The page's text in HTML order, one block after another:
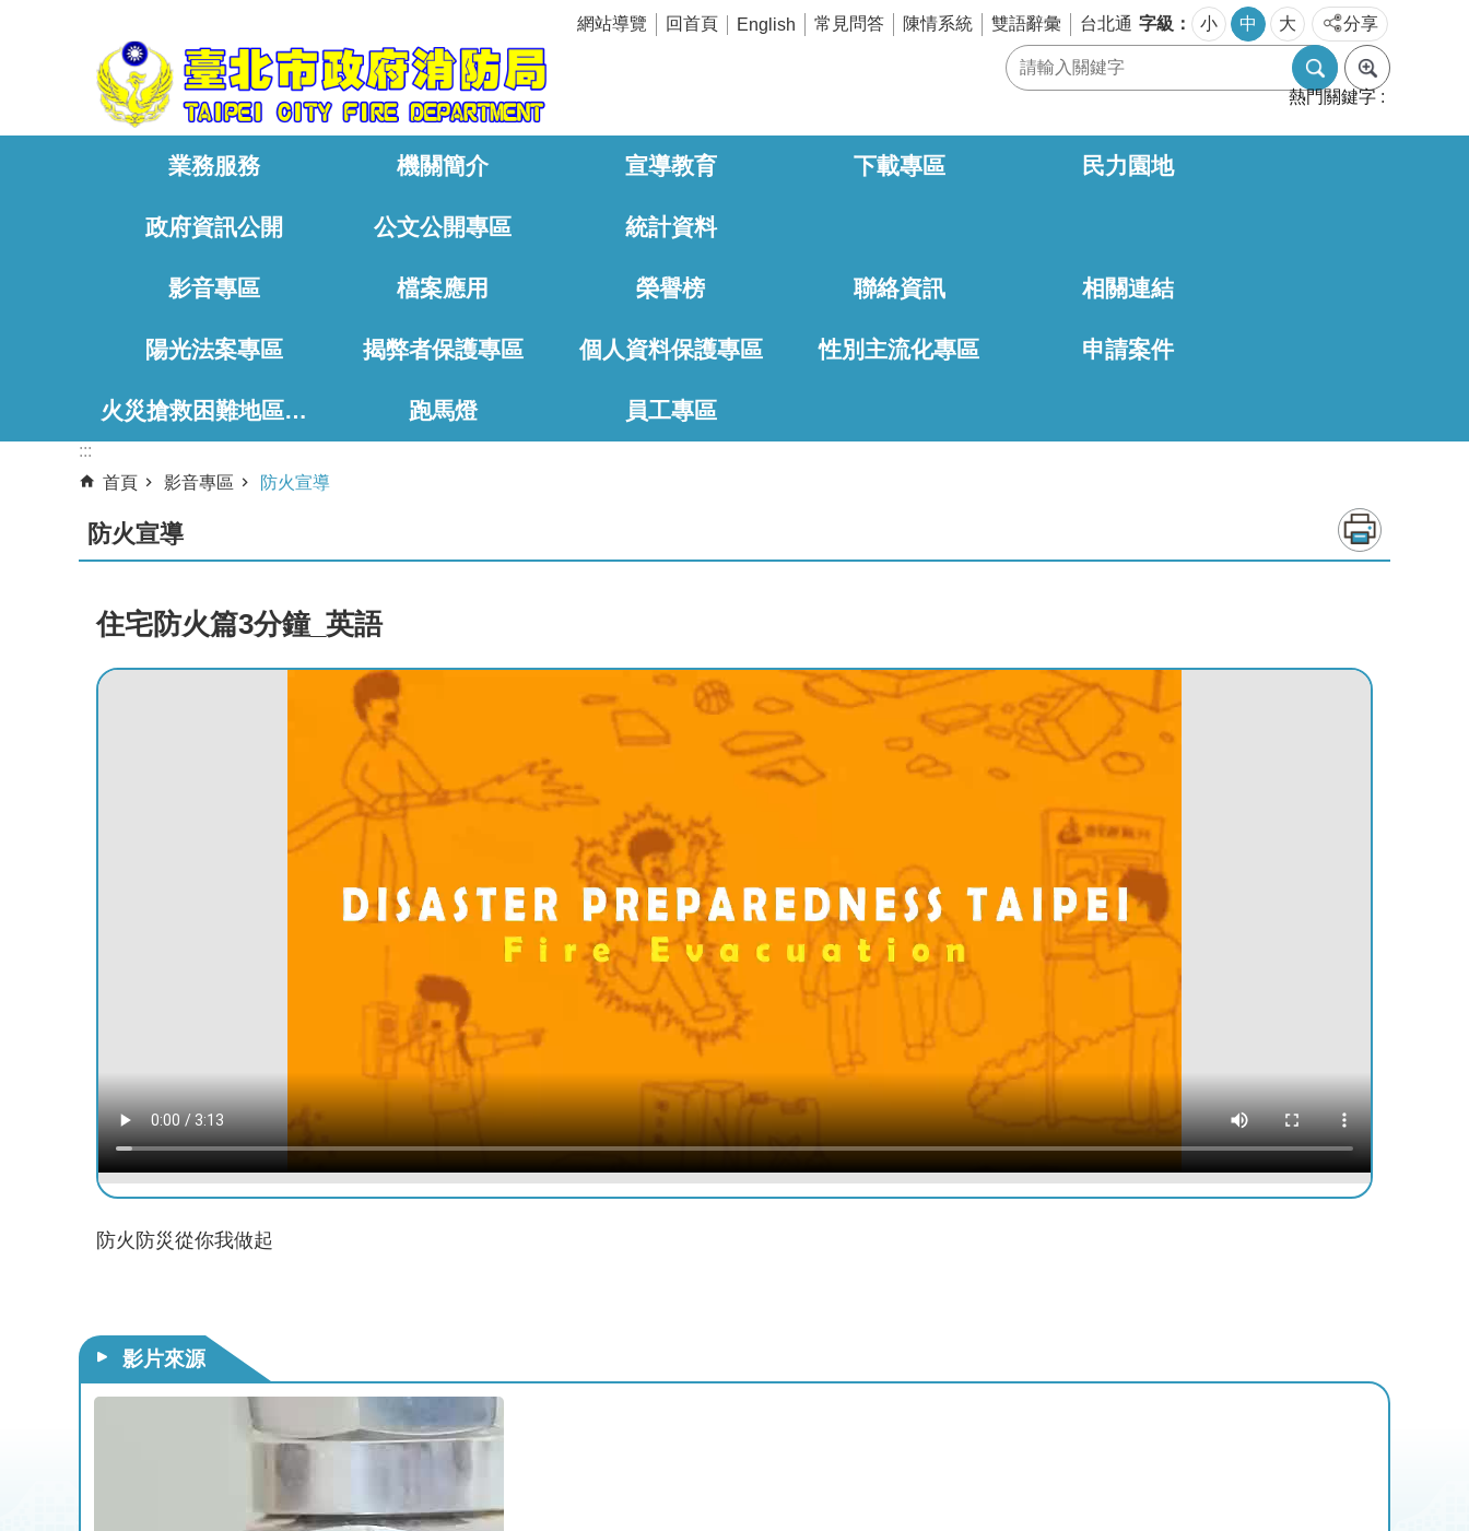
網站導覽 回首頁 English 常見問答 陳情系統 雙語辭彙 台北通 字級 小 中 大 分享
熱門關鍵字
業務服務 機關簡介 宣導教育 下載專區 民力園地
政府資訊公開 公文公開專區 統計資料
影音專區 檔案應用 榮譽榜 聯絡資訊 相關連結
陽光法案專區 揭弊者保護專區 個人資料保護專區 性別主流化專區 申請案件
火災搶救困難地區、消防通道相關資料 跑馬燈 員工專區
:::
首頁
影音專區 防火宣導
防火宣導
住宅防火篇3分鐘_英語
防火防災從你我做起
影片來源